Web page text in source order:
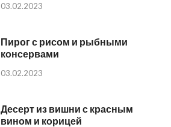
03.02.2023
Пирог с рисом и рыбными
консервами
03.02.2023
Десерт из вишни с красным
вином и корицей